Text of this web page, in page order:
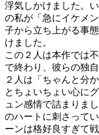
浮気しかけました。
の私が「急にイケメ
子から立ち上がる事
けました。
この２人は本作では
で終わり、彼らの独
２人は「ちゃんと分
とちょいちょい心に
ュン感情で詰まりま
のハートに刺さって
ーンは格好良すぎて